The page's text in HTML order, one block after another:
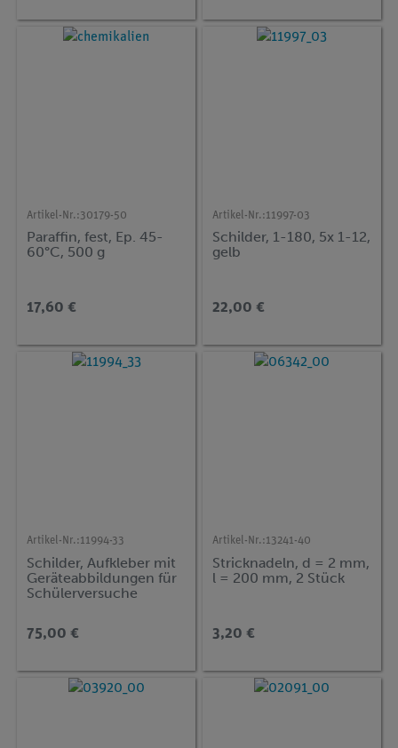
Artikel-Nr.:30179-50
Paraffin, fest, Ep. 45-
60°C, 500 g
17,60 €
Artikel-Nr.:11997-03
Schilder, 1-180, 5x 1-12,
gelb
22,00 €
Artikel-Nr.:11994-33
Schilder, Aufkleber mit
Geräteabbildungen für
Schülerversuche
75,00 €
Artikel-Nr.:13241-40
Stricknadeln, d = 2 mm,
l = 200 mm, 2 Stück
3,20 €